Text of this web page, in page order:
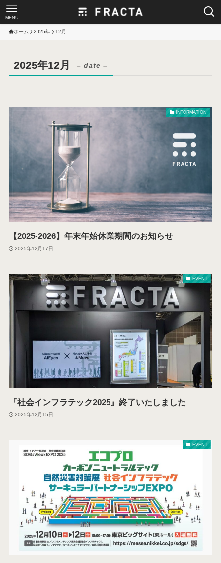
MENU
ホーム 2025年 12月
2025年12月 – date –
INFORMATION
【2025‐2026】年末年始休業期間のお知らせ
2025年12月17日
EVENT
『社会インフラテック2025』終了いたしました
2025年12月15日
EVENT